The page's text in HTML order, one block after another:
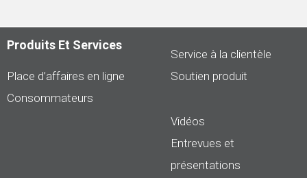
Produits Et Services
Place d’affaires en ligne
Consommateurs
Service à la clientèle
Soutien produit
Vidéos
Entrevues et
présentations